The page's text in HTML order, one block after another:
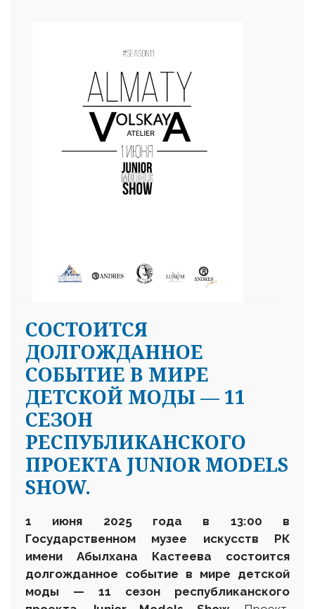
СОСТОИТСЯ
ДОЛГОЖДАННОЕ
СОБЫТИЕ В МИРЕ
ДЕТСКОЙ МОДЫ — 11
СЕЗОН
РЕСПУБЛИКАНСКОГО
ПРОЕКТА JUNIOR MODELS
SHOW.
1 июня 2025 года в 13:00 в
Государственном музее искусств РК
имени Абылхана Кастеева состоится
долгожданное событие в мире детской
моды — 11 сезон республиканского